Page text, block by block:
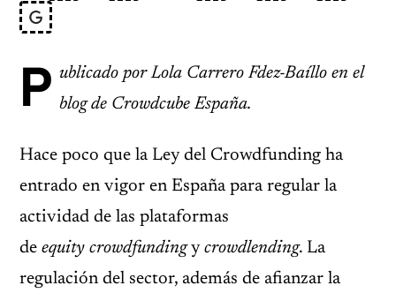
P ublicado por Lola Carrero Fdez-Baíllo en el
blog de Crowdcube España.
Hace poco que la Ley del Crowdfunding ha
entrado en vigor en España para regular la
actividad de las plataformas
de equity crowdfundingy crowdlending. La
regulación del sector, además de afianzar la